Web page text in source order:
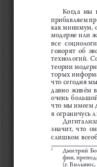
Когда  мы
прибавляем
как минимум,
модерне или
все
говорят  об
технологий.
теории
торых
что сегодня
давно  живём
очень
что мы имеем
я ограничусь
значит,  что
слишком
1
Дмитрий
фии,
(г. Вильнюс,